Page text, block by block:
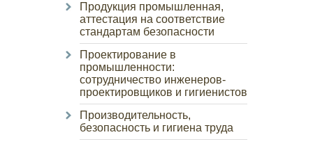
Продукция промышленная,
аттестация на соответствие
стандартам безопасности
Проектирование в
промышленности:
сотрудничество инженеров-
проектировщиков и гигиенистов
Производительность,
безопасность и гигиена труда